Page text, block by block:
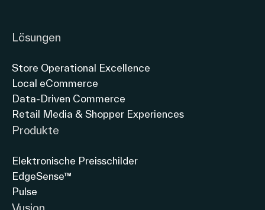
Lösungen
Store Operational Excellence
Local eCommerce
Data-Driven Commerce
Retail Media & Shopper Experiences
Produkte
Elektronische Preisschilder
EdgeSense™
Pulse